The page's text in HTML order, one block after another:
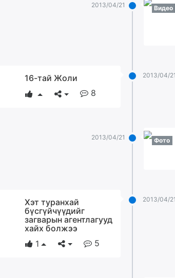
2013/04/21 Видео
2013/04/21
16-тай Жоли
8
2013/04/21 Фото
2013/04/21
Хэт туранхай
бүсгүйчүүдийг
загварын агентлагууд
хайх болжээ
1
5